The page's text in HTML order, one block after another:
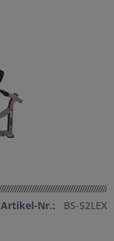
Artikel-Nr.: BS-S2LEX